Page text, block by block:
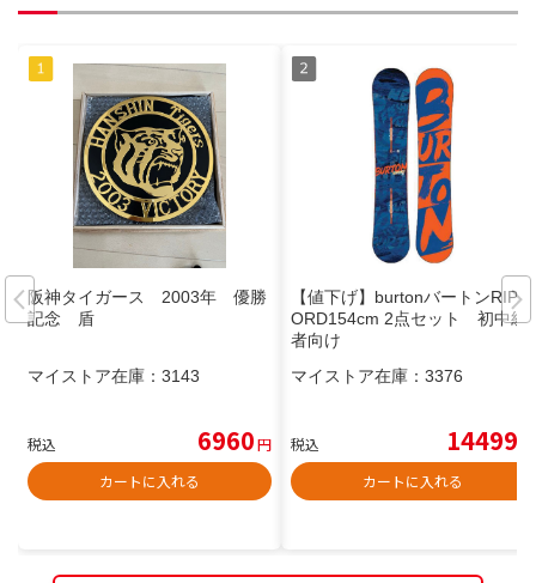
阪神タイガース 2003年 優勝
記念 盾
マイストア在庫： 3143
税込 6960円
カートに入れる
【値下げ】burtonバートンRIPC
ORD154cm 2点セット 初中級
者向け
マイストア在庫： 3376
税込 14499
カートに入れる